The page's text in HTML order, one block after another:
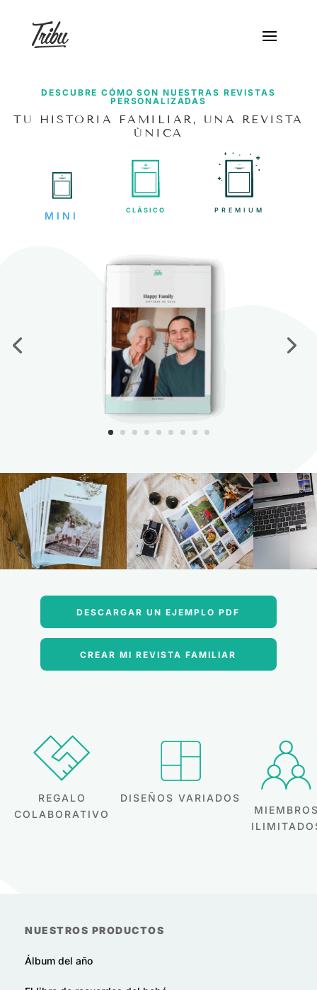
DESCUBRE CÓMO SON NUESTRAS REVISTAS
PERSONALIZADAS
TU HISTORIA FAMILIAR, UNA REVISTA
ÚNICA
MINI CLÁSICO PREMIUM
DESCARGAR UN EJEMPLO PDF
CREAR MI REVISTA FAMILIAR
REGALO
COLABORATIVO
DISEÑOS VARIADOS
NUESTROS PRODUCTOS
Álbum del año